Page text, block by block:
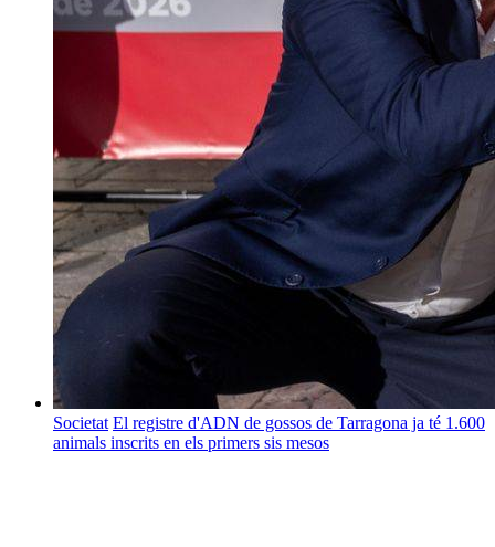
Societat El registre d'ADN de gossos de Tarragona ja té 1.600
animals inscrits en els primers sis mesos